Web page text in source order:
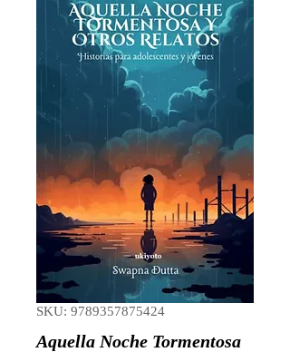
SKU: 9789357875424
Aquella Noche Tormentosa